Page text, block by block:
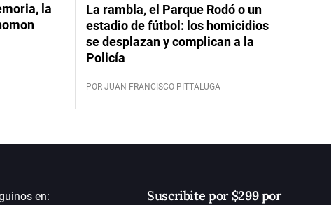
la
La rambla, el Parque Rodó o un
estadio de fútbol: los homicidios
se desplazan y complican a la
Policía
POR JUAN FRANCISCO PITTALUGA
en:
Suscribite por $299 por